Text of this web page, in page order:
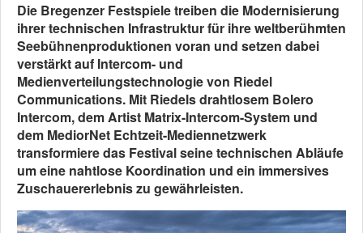
Die Bregenzer Festspiele treiben die Modernisierung
ihrer technischen Infrastruktur für ihre weltberühmten
Seebühnenproduktionen voran und setzen dabei
verstärkt auf Intercom- und
Medienverteilungstechnologie von Riedel
Communications. Mit Riedels drahtlosem Bolero
Intercom, dem Artist Matrix-Intercom-System und
dem MediorNet Echtzeit-Mediennetzwerk
transformiere das Festival seine technischen Abläufe
um eine nahtlose Koordination und ein immersives
Zuschauererlebnis zu gewährleisten.